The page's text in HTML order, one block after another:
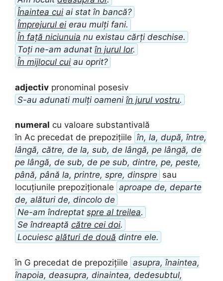
Înaintea cui ai stat în bancă?
Împrejurul ei erau mulți fani.
În față niciunuia nu existau cărți deschise.
Toți ne-am adunat în jurul lor.
În mijlocul cui au oprit?
adjectiv pronominal posesiv
S-au adunati mulți oameni în jurul vostru.
numeral cu valoare substantivală
în Ac precedat de prepozițiile în, la, după, între,
lângă, către, de la, sub, de lângă, pe lângă, de
pe lângă, de sub, de pe sub, dintre, pe, peste,
până, până la, printre, spre, dinspre sau
locuțiunile prepoziționale aproape de, departe
de, alături de, dincolo de
Ne-am îndreptat spre al treilea.
Se îndreaptă către cei doi.
Locuiesc alături de două dintre ele.
în G precedat de prepozițiile asupra, înaintea,
înapoia, deasupra, dinaintea, dedesubtul,